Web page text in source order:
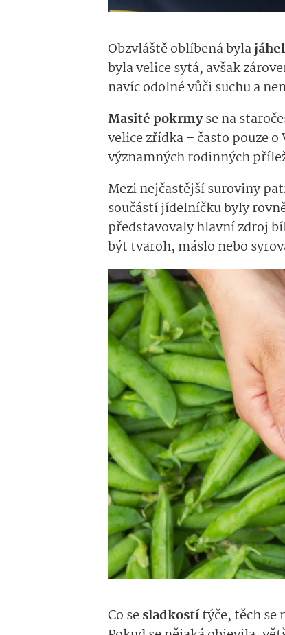
Obzvláště oblíbená byla
byla velice sytá, avšak
navíc odolné vůči suchu a
Masité pokrmyse na
velice zřídka – často pouze
významných rodinných
Mezi nejčastější suroviny
součástí jídelníčku byly
představovaly hlavní zdroj
být tvaroh, máslo nebo
Co sesladkostítýče, těch se